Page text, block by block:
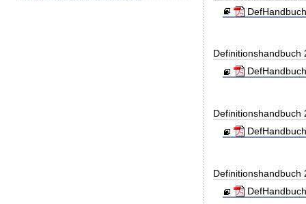
Definitionshandbuch
Definitionshandbuch
Definitionshandbuch